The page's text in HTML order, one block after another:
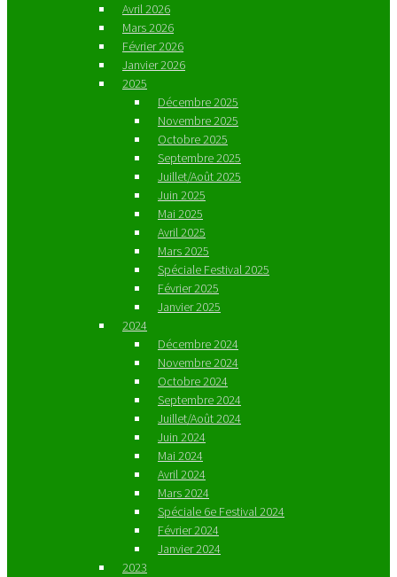
Avril 2026
Mars 2026
Février 2026
Janvier 2026
2025
Décembre 2025
Novembre 2025
Octobre 2025
Septembre 2025
Juillet/Août 2025
Juin 2025
Mai 2025
Avril 2025
Mars 2025
Spéciale Festival 2025
Février 2025
Janvier 2025
2024
Décembre 2024
Novembre 2024
Octobre 2024
Septembre 2024
Juillet/Août 2024
Juin 2024
Mai 2024
Avril 2024
Mars 2024
Spéciale 6e Festival 2024
Février 2024
Janvier 2024
2023